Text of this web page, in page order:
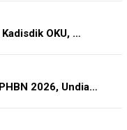
OKU, …
2026, Undia…